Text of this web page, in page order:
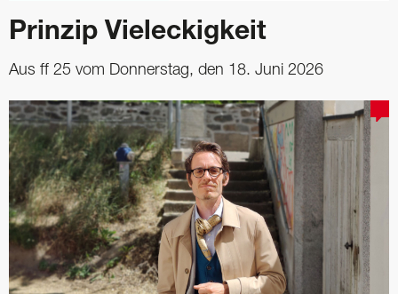
Prinzip Vieleckigkeit
Aus ff 25 vom Donnerstag, den 18. Juni 2026